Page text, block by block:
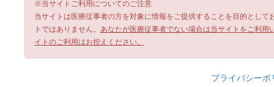
※当サイトご利用についてのご注意
当サイトは医療従事者の方を対象に情報をご提供することを目的とし
トではありません。 あなたが医療従事者でない場合は当サイトをご利
イトのご利用はお控えください。
プライバシーポ